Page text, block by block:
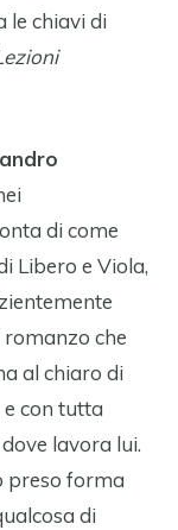
le chiavi di
di come
Libero e Viola,
che
al chiaro di
con tutta
lavora lui.
preso forma
di